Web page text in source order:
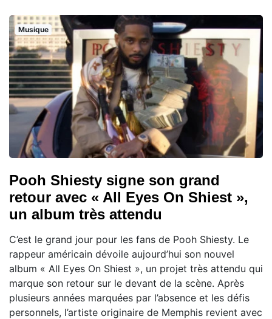
Musique
Pooh Shiesty signe son grand
retour avec « All Eyes On Shiest »,
un album très attendu
C’est le grand jour pour les fans de Pooh Shiesty. Le
rappeur américain dévoile aujourd’hui son nouvel
album « All Eyes On Shiest », un projet très attendu qui
marque son retour sur le devant de la scène. Après
plusieurs années marquées par l’absence et les défis
personnels, l’artiste originaire de Memphis revient avec